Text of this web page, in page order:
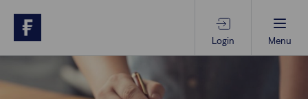
Login Menu
Beratungs-Tools